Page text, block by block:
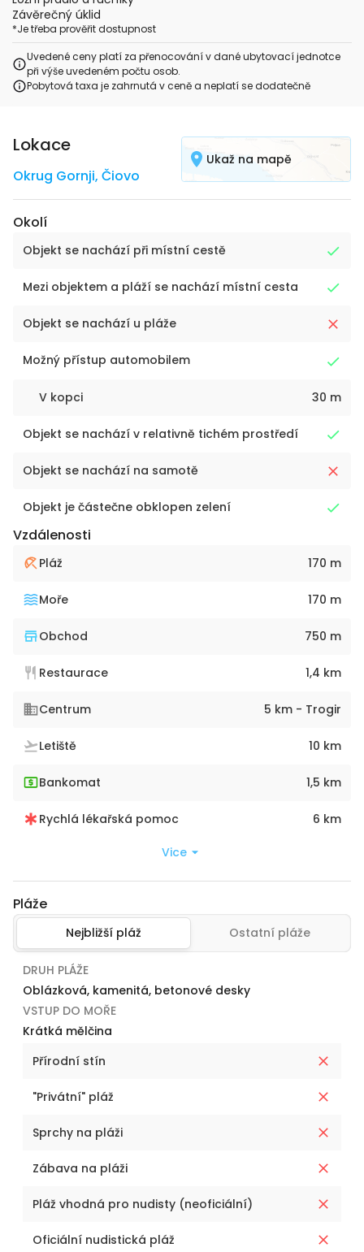
Závěrečný úklid
*Je třeba prověřit dostupnost
Uvedené ceny platí za přenocování v dané ubytovací jednotce
při výše uvedeném počtu osob.
Pobytová taxa je zahrnutá v ceně a neplatí se dodatečně
Lokace
Okrug Gornji, Čiovo
Ukaž na mapě
Okolí
Objekt se nachází při místní cestě
Mezi objektem a pláží se nachází místní cesta
Objekt se nachází u pláže
Možný přístup automobilem
V kopci 30 m
Objekt se nachází v relativně tichém prostředí
Objekt se nachází na samotě
Objekt je částečne obklopen zelení
Vzdálenosti
Pláž 170 m
Moře 170 m
Obchod 750 m
Restaurace 1,4 km
Centrum 5 km - Trogir
Letiště 10 km
Bankomat 1,5 km
Rychlá lékařská pomoc 6 km
Vice
Pláže
Nejbližší pláž Ostatní pláže
DRUH PLÁŽE
Oblázková, kamenitá, betonové desky
VSTUP DO MOŘE
Krátká mělčina
Přírodní stín
"Privátní" pláž
Sprchy na pláži
Zábava na pláži
Pláž vhodná pro nudisty (neoficiální)
Oficiální nudistická pláž